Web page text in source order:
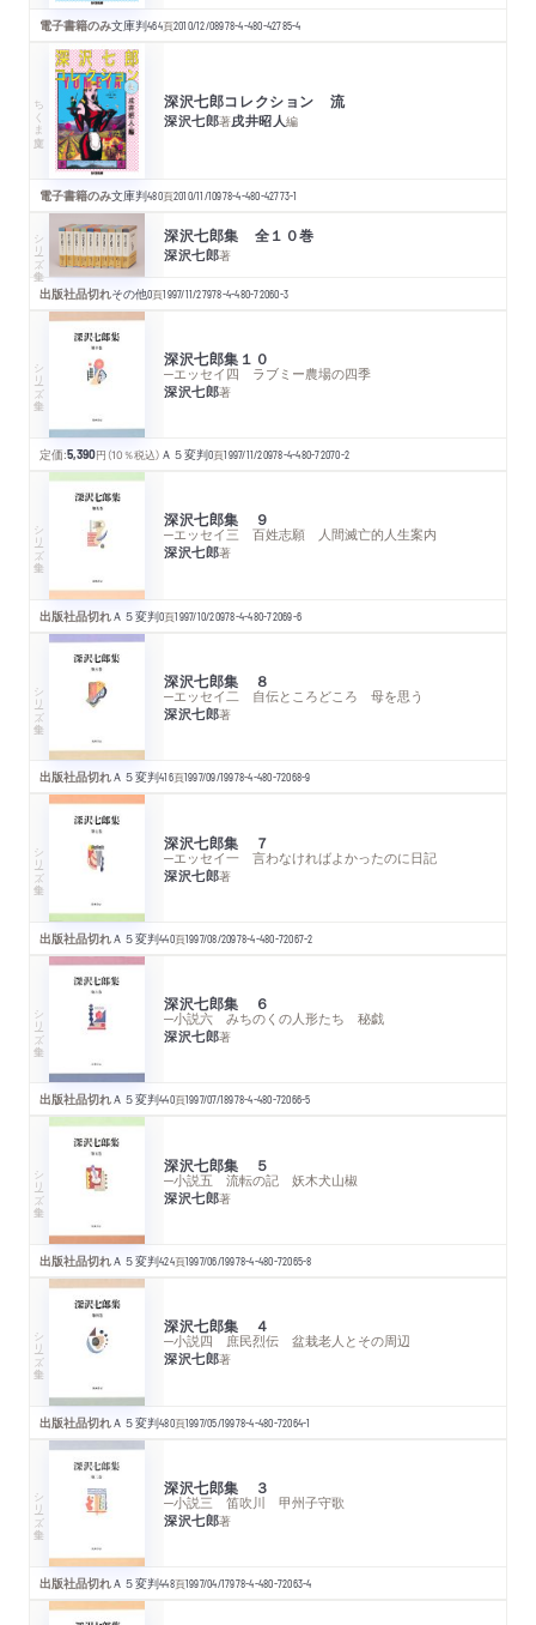
電子書籍のみ文庫判464頁2010/12/08978-4-480-42785-4
ちくま文庫 深沢七郎コレクション 流
深沢七郎著戌井昭人編
電子書籍のみ文庫判480頁2010/11/10978-4-480-42773-1
シリーズ・全集 深沢七郎集 全１０巻
深沢七郎著
出版社品切れその他0頁1997/11/27978-4-480-72060-3
シリーズ・全集 深沢七郎集１０
─エッセイ四 ラブミー農場の四季
深沢七郎著
定価:5,390円 （10％税込） Ａ５変判0頁1997/11/20978-4-480-72070-2
シリーズ・全集 深沢七郎集 ９
─エッセイ三 百姓志願 人間滅亡的人生案内
深沢七郎著
出版社品切れＡ５変判0頁1997/10/20978-4-480-72069-6
シリーズ・全集 深沢七郎集 ８
─エッセイ二 自伝ところどころ 母を思う
深沢七郎著
出版社品切れＡ５変判416頁1997/09/19978-4-480-72068-9
シリーズ・全集 深沢七郎集 ７
─エッセイ一 言わなければよかったのに日記
深沢七郎著
出版社品切れＡ５変判440頁1997/08/20978-4-480-72067-2
シリーズ・全集 深沢七郎集 ６
─小説六 みちのくの人形たち 秘戯
深沢七郎著
出版社品切れＡ５変判440頁1997/07/18978-4-480-72066-5
シリーズ・全集 深沢七郎集 ５
─小説五 流転の記 妖木犬山椒
深沢七郎著
出版社品切れＡ５変判424頁1997/06/19978-4-480-72065-8
シリーズ・全集 深沢七郎集 ４
─小説四 庶民烈伝 盆栽老人とその周辺
深沢七郎著
出版社品切れＡ５変判480頁1997/05/19978-4-480-72064-1
シリーズ・全集 深沢七郎集 ３
─小説三 笛吹川 甲州子守歌
深沢七郎著
出版社品切れＡ５変判448頁1997/04/17978-4-480-72063-4